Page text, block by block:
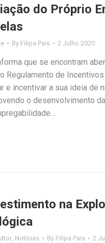
do Próprio
By Filipa Pais 2 Julho 2020
que se encontram
Regulamento de
e incentivar a sua ideia de
o desenvolvimento
na
, Notícias By Filipa Pais 2